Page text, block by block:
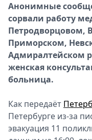
Выборы
2026
Скачай
Metro
Анонимные
сорвали работу
Петродворцовом,
Приморском,
Адмиралтейском
женская
больница.
Как передаёт
Петербурге из-за
эвакуация 11